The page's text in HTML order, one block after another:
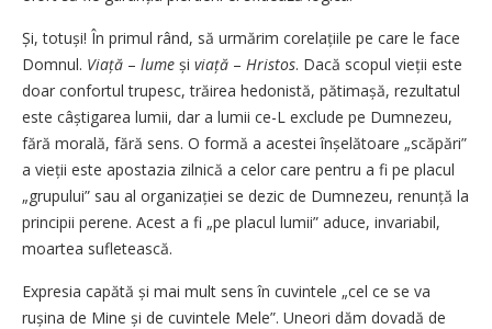
Și, totuși! În primul rând, să urmărim corelațiile pe care le face
Domnul. Viață – lume și viață – Hristos. Dacă scopul vieții este
doar confortul trupesc, trăirea hedonistă, pătimașă, rezultatul
este câștigarea lumii, dar a lumii ce-L exclude pe Dumnezeu,
fără morală, fără sens. O formă a acestei înșelătoare „scăpări”
a vieții este apostazia zilnică a celor care pentru a fi pe placul
„grupului” sau al organizației se dezic de Dumnezeu, renunță la
principii perene. Acest a fi „pe placul lumii” aduce, invariabil,
moartea sufletească.
Expresia capătă și mai mult sens în cuvintele „cel ce se va
rușina de Mine și de cuvintele Mele”. Uneori dăm dovadă de